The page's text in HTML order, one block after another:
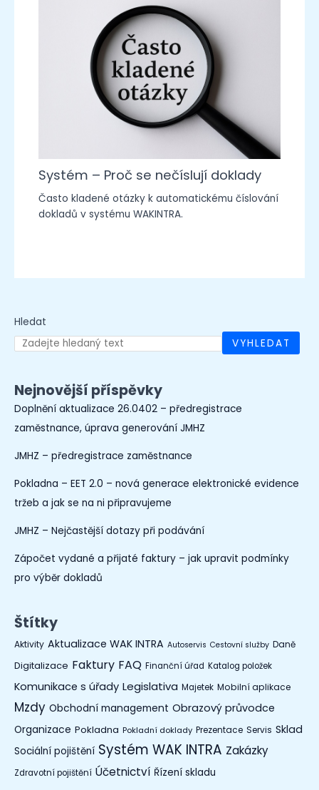
Systém – Proč se nečíslují doklady
Často kladené otázky k automatickému číslování
dokladů v systému WAKINTRA.
Hledat
VYHLEDAT
Nejnovější příspěvky
Doplnění aktualizace 26.0402 – předregistrace
zaměstnance, úprava generování JMHZ
JMHZ – předregistrace zaměstnance
Pokladna – EET 2.0 – nová generace elektronické evidence
tržeb a jak se na ni připravujeme
JMHZ – Nejčastější dotazy při podávání
Zápočet vydané a přijaté faktury – jak upravit podmínky
pro výběr dokladů
Štítky
Aktivity Aktualizace WAK INTRA Autoservis Cestovní služby Daně
Digitalizace Faktury FAQ Finanční úřad Katalog položek
Komunikace s úřady Legislativa Majetek Mobilní aplikace
Mzdy Obchodní management Obrazový průvodce
Organizace Pokladna Pokladní doklady Prezentace Servis Sklad
Sociální pojištění Systém WAK INTRA Zakázky
Zdravotní pojištění Účetnictví Řízení skladu